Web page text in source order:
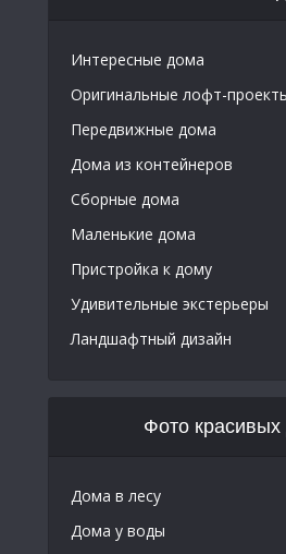
Интересные дома
Оригинальные лофт-
Передвижные дома
Дома из контейнеров
Сборные дома
Маленькие дома
Пристройка к дому
Удивительные экстерьеры
Ландшафтный дизайн
Фото
Дома в лесу
Дома у воды